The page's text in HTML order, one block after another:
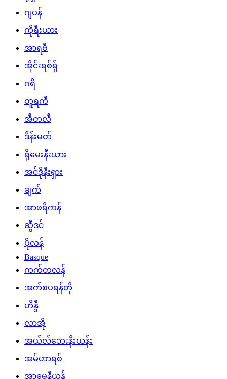
ဂျပန်
ကိုရီးယား
အာရဗီ
အိုင်းရစ်ရှ်
ဂရိ
တူရကီ
အီတလီ
ဒိန်းမတ်
ရိုမေးနီးယား
အင်ဒိုနီးရှား
ချက်
အာဖရိကန်
ဆွီဒင်
ပိုလန်
Basque
ကက်တလန်
အက်စပရန်တို
ဟိန္ဒီ
လာအို
အယ်လ်ဘေးနီးယန်း
အမ်ဟာရစ်
အာမေနီယန်